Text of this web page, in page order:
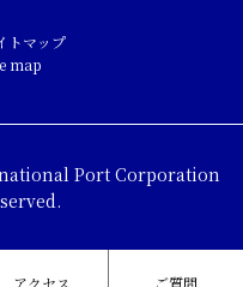
トマップ
map
Port Corporation
アクセス ご質問